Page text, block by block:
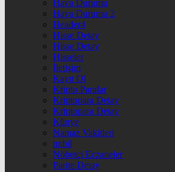
Hava Durumu
Hava Durumu 2
Header4
Hisse Detay
Hisse Detay
Hisseler
İletişim
Kayıt Ol
Kripto Paralar
Kriptopara Detay
Kriptopara Detay
Künye
Namaz Vakitleri
nnbil
Nöbetçi Eczaneler
Parite Detay